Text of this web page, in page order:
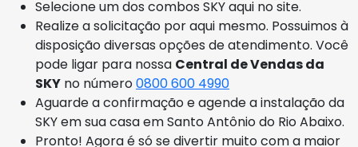
Selecione um dos combos SKY aqui no site.
Realize a solicitação por aqui mesmo. Possuimos à
disposição diversas opções de atendimento. Você
pode ligar para nossa Central de Vendas da
SKY no número0800 600 4990
Aguarde a confirmação e agende a instalação da
SKY em sua casa em Santo Antônio do Rio Abaixo.
Pronto! Agora é só se divertir muito com a maior